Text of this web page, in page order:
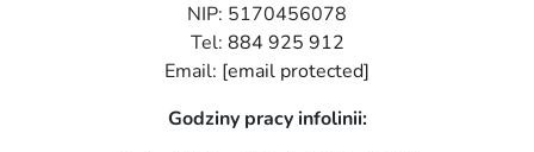
NIP: 5170456078
Tel: 884 925 912
Email: [email protected]
Godziny pracy infolinii: